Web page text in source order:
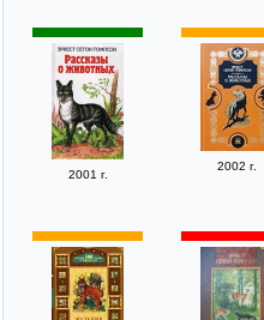
2001 г.
2002 г.